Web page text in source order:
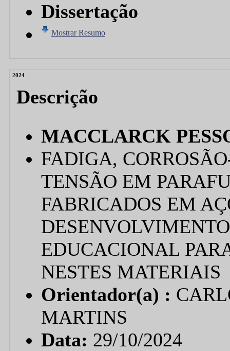
Dissertação
Mostrar Resumo
2024
Descrição
MACCLARCK
FADIGA,
TENSÃO EM
FABRICADOS EM
EDUCACIONAL
NESTES MATERIAIS
Orientador(a) :
MARTINS
Data: 29/10/2024